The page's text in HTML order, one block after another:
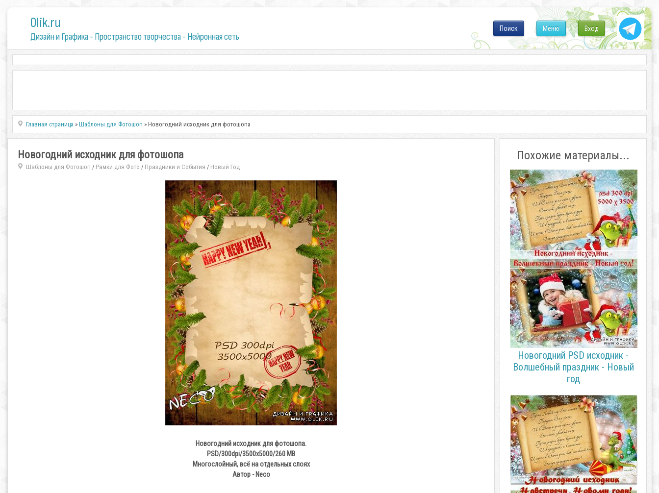
0lik.ru
Дизайн и Графика - Пространство творчества - Нейронная сеть
Вход
Меню
Поиск
Главная страница »Шаблоны для Фотошоп » Новогодний исходник для фотошопа
Новогодний исходник для фотошопа
Шаблоны для Фотошоп / Рамки для Фото / Праздники и События / Новый Год
Новогодний исходник для фотошопа.
PSD/300dpi/3500x5000/260 MB
Многослойный, всё на отдельных слоях
Автор - Neco
Похожие материалы...
Новогодний PSD исходник -
Волшебный праздник - Новый
год